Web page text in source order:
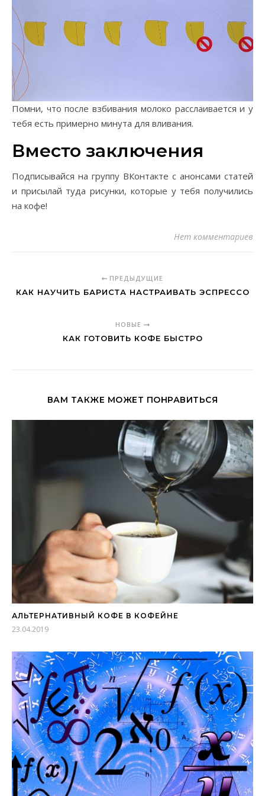
Помни, что после взбивания молоко расслаивается и у
тебя есть примерно минута для вливания.
Вместо заключения
Подписывайся на группу ВКонтакте с анонсами статей
и присылай туда рисунки, которые у тебя получились
на кофе!
Нет комментариев
ПРЕДЫДУЩИЕ
КАК НАУЧИТЬ БАРИСТА НАСТРАИВАТЬ ЭСПРЕССО
НОВЫЕ
КАК ГОТОВИТЬ КОФЕ БЫСТРО
ВАМ ТАКЖЕ МОЖЕТ ПОНРАВИТЬСЯ
АЛЬТЕРНАТИВНЫЙ КОФЕ В КОФЕЙНЕ
23.04.2019